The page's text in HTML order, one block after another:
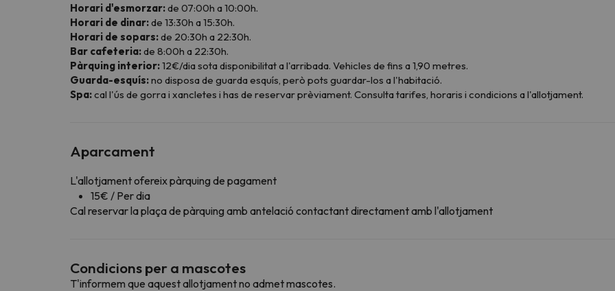
Horari d'esmorzar:de 07:00h a 10:00h.
Horari de dinar:de 13:30h a 15:30h.
Horari de sopars:de 20:30h a 22:30h.
Bar cafeteria:de 8:00h a 22:30h.
Pàrquing interior:12€/dia sota disponibilitat a l'arribada. Vehicles de fins a 1,90 metres.
Guarda-esquís:no disposa de guarda esquís, però pots guardar-los a l'habitació.
Spa:cal l'ús de gorra i xancletes i has de reservar prèviament. Consulta tarifes, horaris i condicions a l'allotjament.
Aparcament
L'allotjament ofereix pàrquing de pagament
15€ / Per dia
Cal reservar la plaça de pàrquing amb antelació contactant directament amb l'allotjament
Condicions per a mascotes
T'informem que aquest allotjament no admet mascotes.